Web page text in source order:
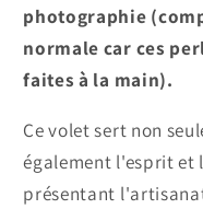
photographie
normale car ces
faites à la main).
Ce volet sert non
également l'esprit
présentant